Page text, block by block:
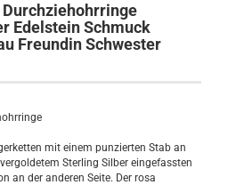
Edelstein Schmuck
Freundin Schwester
mit einem punzierten Stab an
Sterling Silber eingefassten
an der anderen Seite. Der rosa